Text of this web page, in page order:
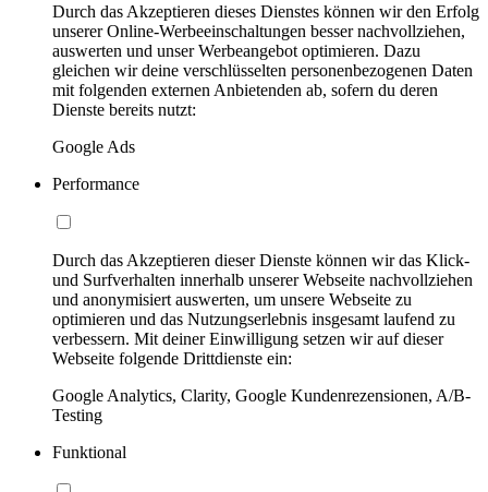
Durch das Akzeptieren dieses Dienstes können wir den Erfolg
unserer Online-Werbeeinschaltungen besser nachvollziehen,
auswerten und unser Werbeangebot optimieren. Dazu
gleichen wir deine verschlüsselten personenbezogenen Daten
mit folgenden externen Anbietenden ab, sofern du deren
Dienste bereits nutzt:
Google Ads
Performance
Durch das Akzeptieren dieser Dienste können wir das Klick-
und Surfverhalten innerhalb unserer Webseite nachvollziehen
und anonymisiert auswerten, um unsere Webseite zu
optimieren und das Nutzungserlebnis insgesamt laufend zu
verbessern. Mit deiner Einwilligung setzen wir auf dieser
Webseite folgende Drittdienste ein:
Google Analytics, Clarity, Google Kundenrezensionen, A/B-
Testing
Funktional